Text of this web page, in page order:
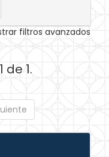
filtros avanzados
de 1.